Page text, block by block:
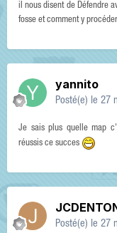
il nous disent de Défendre
fosse et comment y
yannito
Posté(e) le 27
Je sais plus quelle map
réussis ce succes
Posté(e) le 27